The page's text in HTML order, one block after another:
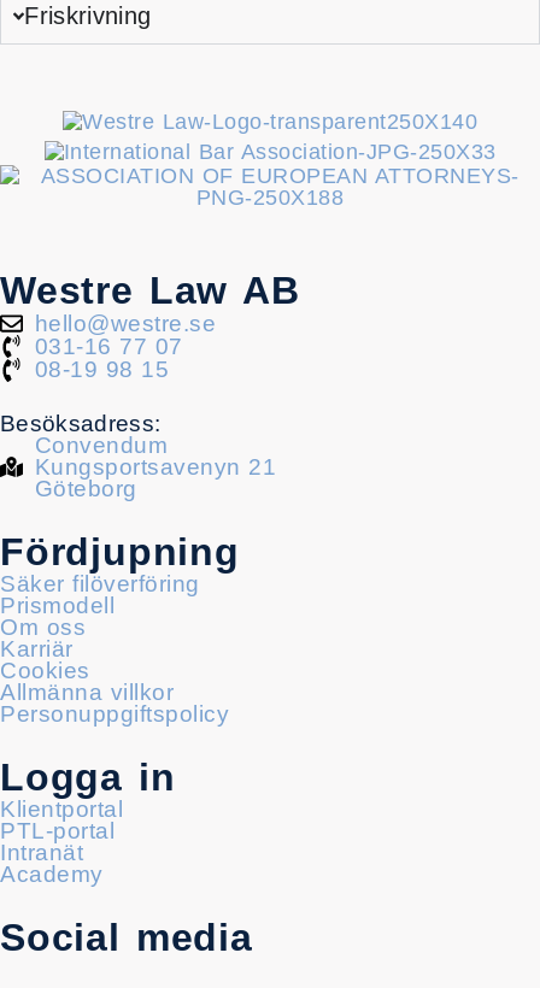
Friskrivning
Westre Law AB
hello@westre.se
031-16 77 07
08-19 98 15
Besöksadress:
Convendum
Kungsportsavenyn 21
Göteborg
Fördjupning
Säker filöverföring
Prismodell
Om oss
Karriär
Cookies
Allmänna villkor
Personuppgiftspolicy
Logga in
Klientportal
PTL-portal
Intranät
Academy
Social media